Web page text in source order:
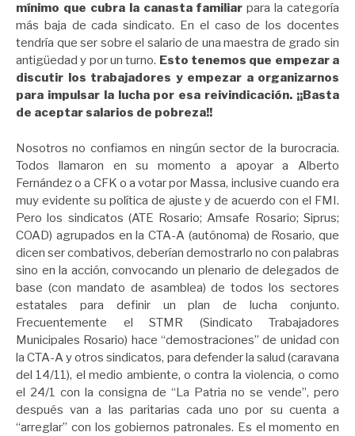
mínimo que cubra la canasta familiar para la categoría
más baja de cada sindicato. En el caso de los docentes
tendría que ser sobre el salario de una maestra de grado sin
antigüedad y por un turno. Esto tenemos que empezar a
discutir los trabajadores y empezar a organizarnos
para impulsar la lucha por esa reivindicación. ¡¡Basta
de aceptar salarios de pobreza!!
Nosotros no confiamos en ningún sector de la burocracia.
Todos llamaron en su momento a apoyar a Alberto
Fernández o a CFK o a votar por Massa, inclusive cuando era
muy evidente su política de ajuste y de acuerdo con el FMI.
Pero los sindicatos (ATE Rosario; Amsafe Rosario; Siprus;
COAD) agrupados en la CTA-A (autónoma) de Rosario, que
dicen ser combativos, deberían demostrarlo no con palabras
sino en la acción, convocando un plenario de delegados de
base (con mandato de asamblea) de todos los sectores
estatales para definir un plan de lucha conjunto.
Frecuentemente el STMR (Sindicato Trabajadores
Municipales Rosario) hace “demostraciones” de unidad con
la CTA-A y otros sindicatos, para defender la salud (caravana
del 14/11), el medio ambiente, o contra la violencia, o como
el 24/1 con la consigna de “La Patria no se vende”, pero
después van a las paritarias cada uno por su cuenta a
“arreglar” con los gobiernos patronales. Es el momento en